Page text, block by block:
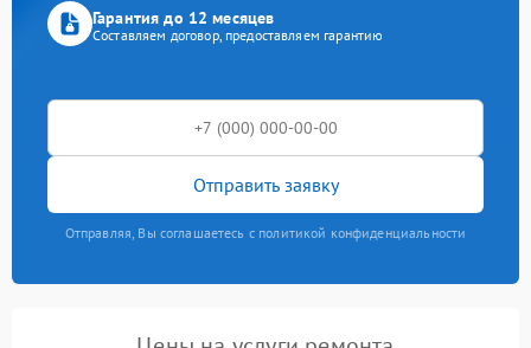
Гарантия до 12 месяцев
Составляем договор, предоставляем гарантию
Отправить заявку
Отправляя, Вы соглашаетесь с политикой конфиденциальности